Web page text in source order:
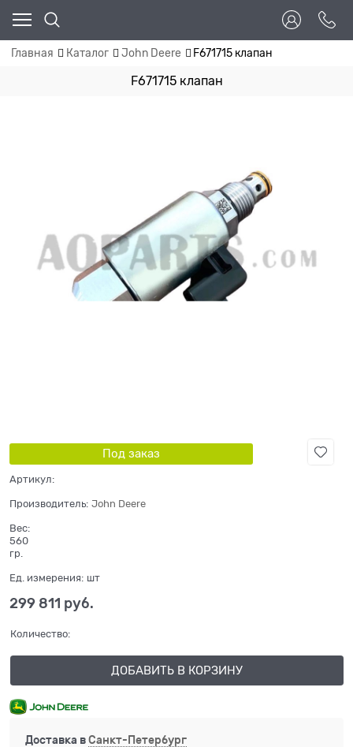
Главная Каталог John Deere F671715 клапан
F671715 клапан
Под заказ
Артикул:
Производитель: John Deere
Вес:
560
гр.
Ед. измерения: шт
299 811 руб.
Количество:
ДОБАВИТЬ В КОРЗИНУ
Доставка вСанкт-Петербург